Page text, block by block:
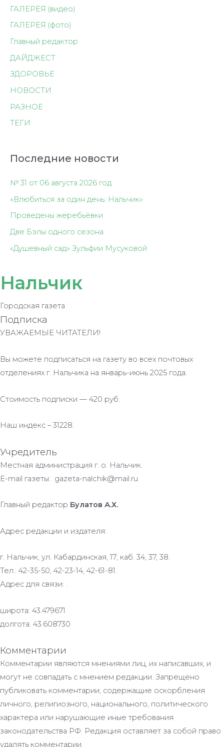
ГАЛЕРЕЯ (видео)
ГАЛЕРЕЯ (фото)
Главный редактор
ДАЙДЖЕСТ
ЗДОРОВЬЕ
НОВОСТИ
РАЗНОЕ
ТЕГИ
Последние новости
№ 31 от 06 августа 2026 год
«Влюбиться за один день: Нальчик»
Проведены жеребьёвки
Две Бэлы одного сезона
«Душевный сад» Зульфии Мусуковой
Нальчик
Городская газета
Подписка
УВАЖАЕМЫЕ ЧИТАТЕЛИ!
Вы можете подписаться на газету во всех почтовых
отделениях г. Нальчика на январь-июнь 2025 года.
Стоимость подписки — 420 руб.
Наш индекс – 31228.
Учредитель
Местная администрация г. о. Нальчик.
E-mail газеты: gazeta-nalchik@mail.ru
Главный редактор Булатов А.Х.
Адрес редакции и издателя:
г. Нальчик, ул. Кабардинская, 17; каб. 34, 37, 38.
Тел.: 42-35-50, 42-23-14, 42-61-81.
Адрес для связи: .
широта: 43.479671
долгота: 43.608730
Комментарии
Комментарии являются мнениями лиц, их написавших, и
могут не совпадать с мнением редакции. Запрещено
публиковать комментарии, содержащие оскорбления
личного, религиозного, национального, политического
характера или нарушающие иные требования
законодательства РФ. Редакция оставляет за собой право
удалять комментарии.